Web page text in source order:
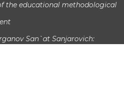
the educational methodological
San`at Sanjarovich: